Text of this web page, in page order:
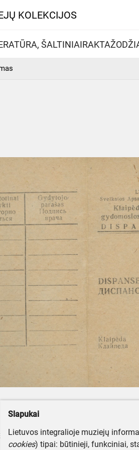
KOLEKCIJOS
ŠALTINIAI
ribojamos
Slapukai
Lietuvos integralioje muziejų
cookies) tipai: būtinieji, funkciniai,